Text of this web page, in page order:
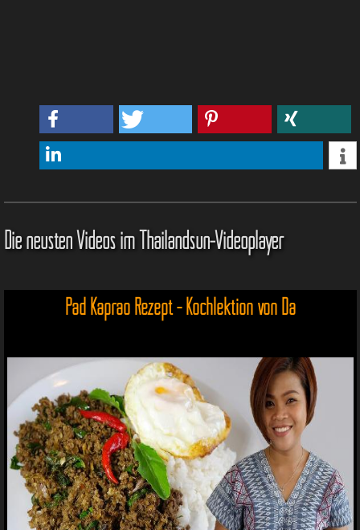
Die neusten Videos im Thailandsun-Videoplayer
Pad Kaprao Rezept - Kochlektion von Da